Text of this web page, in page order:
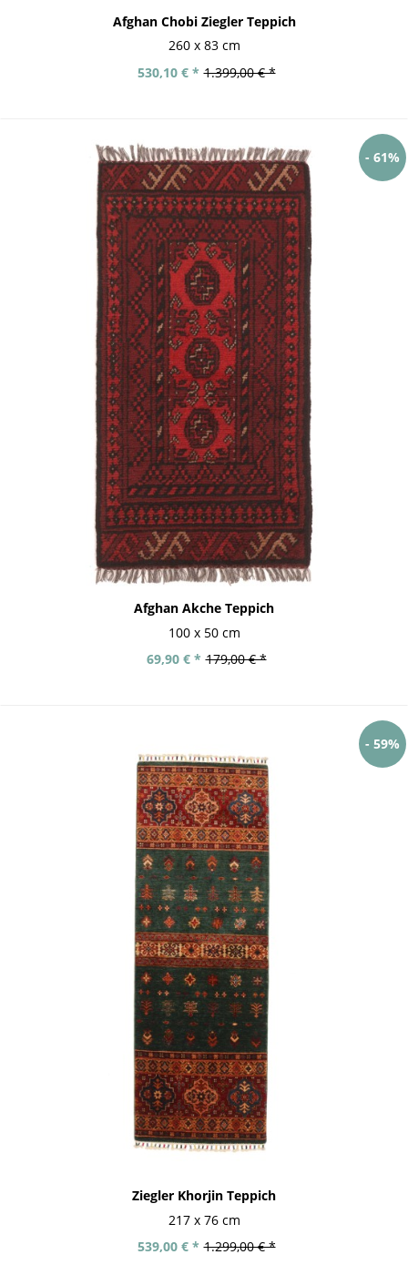
Afghan Chobi Ziegler Teppich
260 x 83 cm
1.399,00 € *
530,10 € *
- 61%
Afghan Akche Teppich
100 x 50 cm
179,00 € *
69,90 € *
- 59%
Ziegler Khorjin Teppich
217 x 76 cm
1.299,00 € *
539,00 € *